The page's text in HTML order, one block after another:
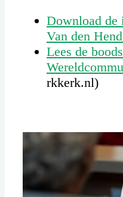
Download de
Van den
Lees de
rkkerk.nl)